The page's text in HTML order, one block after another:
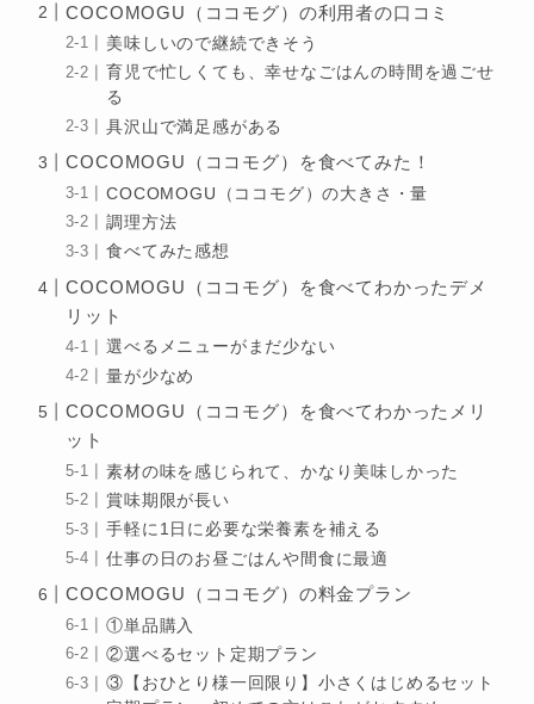
COCOMOGU（ココモグ）の利用者の口コミ
美味しいので継続できそう
育児で忙しくても、幸せなごはんの時間を過ごせ
る
具沢山で満足感がある
COCOMOGU（ココモグ）を食べてみた！
COCOMOGU（ココモグ）の大きさ・量
調理方法
食べてみた感想
COCOMOGU（ココモグ）を食べてわかったデメ
リット
選べるメニューがまだ少ない
量が少なめ
COCOMOGU（ココモグ）を食べてわかったメリ
ット
素材の味を感じられて、かなり美味しかった
賞味期限が長い
手軽に1日に必要な栄養素を補える
仕事の日のお昼ごはんや間食に最適
COCOMOGU（ココモグ）の料金プラン
①単品購入
②選べるセット定期プラン
③【おひとり様一回限り】小さくはじめるセット